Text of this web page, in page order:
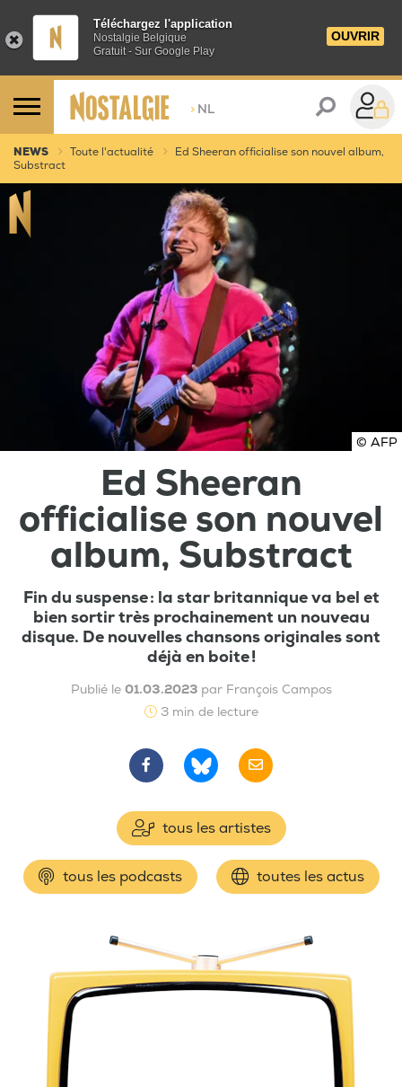
Téléchargez l'application
Nostalgie Belgique
Gratuit - Sur Google Play
OUVRIR
> NL
NEWS Toute l'actualité
Ed Sheeran officialise son nouvel album,
Substract
© AFP
Ed Sheeran
officialise son nouvel
album, Substract
Fin du suspense : la star britannique va bel et
bien sortir très prochainement un nouveau
disque. De nouvelles chansons originales sont
déjà en boite !
Publié le 01.03.2023 par François Campos
3 min de lecture
tous les artistes
tous les podcasts toutes les actus